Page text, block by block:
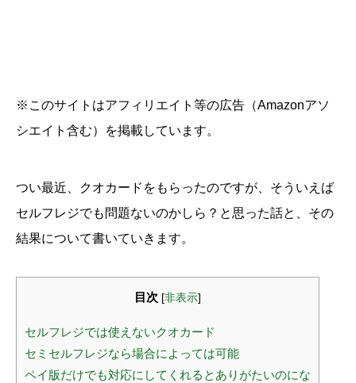
※このサイトはアフィリエイト等の広告（Amazonアソ
シエイト含む）を掲載しています。
つい最近、クオカードをもらったのですが、そういえば
セルフレジでも問題ないのかしら？と思った話と、その
結果について書いていきます。
目次 [非表示]
セルフレジでは使えないクオカード
セミセルフレジなら場合によっては可能
ペイ版だけでも対応にしてくれるとありがたいのにな